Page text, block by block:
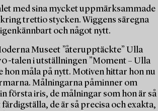
med sina mycket uppmärksammade
trettio stycken. Wiggens säregna
och något nytt.
Museet ”återupptäckte” Ulla
talen i utställningen ”Moment – Ulla
måla på nytt. Motiven hittar hon nu
Målningarna påminner om
första iris, de målningar som hon är så
de är så precisa och exakta,